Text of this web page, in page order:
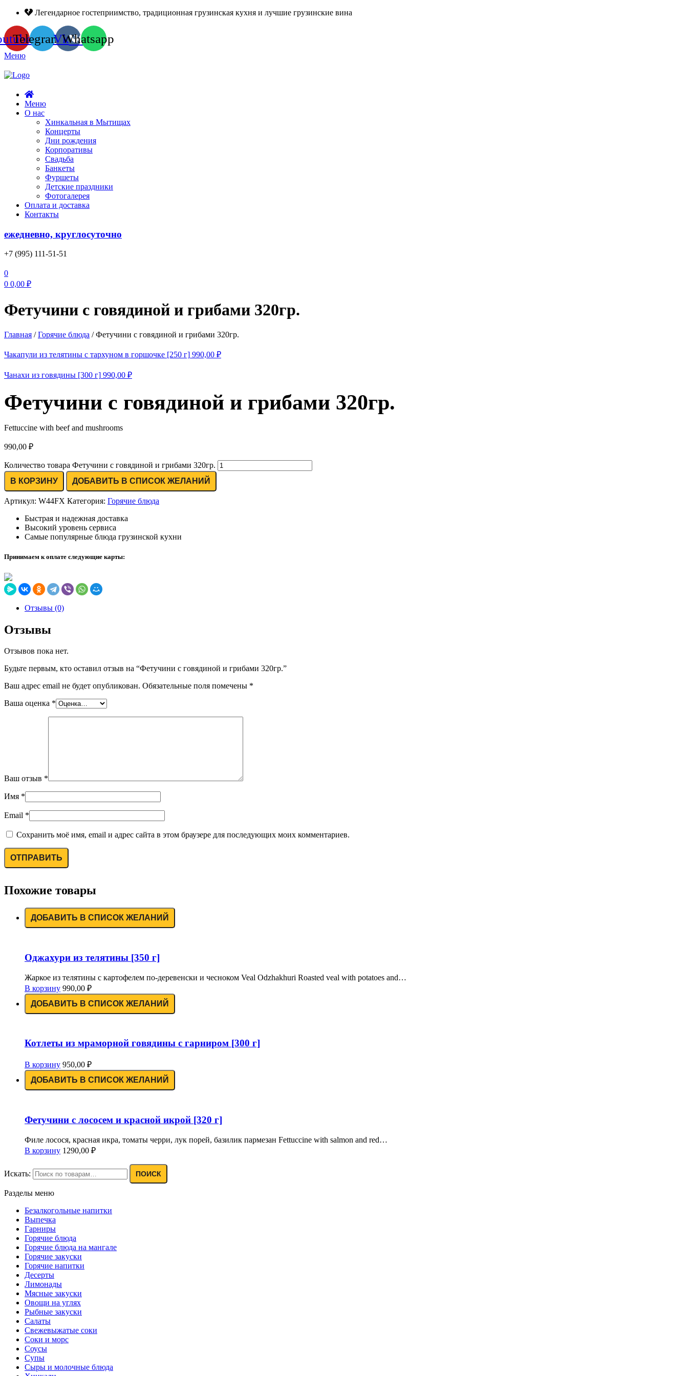
Легендарное гостеприимство, традиционная грузинская кухня и лучшие грузинские вина
TelegramVkWhatsapp
Меню
Меню
О нас
Хинкальная в Мытищах
Концерты
Дни рождения
Корпоративы
Свадьба
Банкеты
Фуршеты
Детские праздники
Фотогалерея
Оплата и доставка
Контакты
ежедневно, круглосуточно
+7 (995) 111-51-51
0
0 0,00 ₽
Фетучини с говядиной и грибами 320гр.
Главная /Горячие блюда /Фетучини с говядиной и грибами 320гр.
Чакапули из телятины с тархуном в горшочке [250 г] 990,00 ₽
Чанахи из говядины [300 г] 990,00 ₽
Фетучини с говядиной и грибами 320гр.
Fettuccine with beef and mushrooms
990,00 ₽
Количество товара Фетучини с говядиной и грибами 320гр.
В КОРЗИНУ
ДОБАВИТЬ В СПИСОК ЖЕЛАНИЙ
Артикул: W44FX Категория: Горячие блюда
Быстрая и надежная доставка
Высокий уровень сервиса
Самые популярные блюда грузинской кухни
Принимаем к оплате следующие карты:
Отзывы (0)
Отзывы
Отзывов пока нет.
Будьте первым, кто оставил отзыв на “Фетучини с говядиной и грибами 320гр.”
Ваш адрес email не будет опубликован. Обязательные поля помечены *
Ваша оценка *
Ваш отзыв *
Имя *
Email *
Сохранить моё имя, email и адрес сайта в этом браузере для последующих моих комментариев.
Похожие товары
ДОБАВИТЬ В СПИСОК ЖЕЛАНИЙ
Оджахури из телятины [350 г]
Жаркое из телятины с картофелем по-деревенски и чесноком Veal Odzhakhuri Roasted veal with potatoes and…
В корзину 990,00 ₽
ДОБАВИТЬ В СПИСОК ЖЕЛАНИЙ
Котлеты из мраморной говядины с гарниром [300 г]
В корзину 950,00 ₽
ДОБАВИТЬ В СПИСОК ЖЕЛАНИЙ
Фетучини с лососем и красной икрой [320 г]
Филе лосося, красная икра, томаты черри, лук порей, базилик пармезан Fettuccine with salmon and red…
В корзину 1290,00 ₽
Искать: ПОИСК
Разделы меню
Безалкогольные напитки
Выпечка
Гарниры
Горячие блюда
Горячие блюда на мангале
Горячие закуски
Горячие напитки
Десерты
Лимонады
Мясные закуски
Овощи на углях
Рыбные закуски
Салаты
Свежевыжатые соки
Соки и морс
Соусы
Супы
Сыры и молочные блюда